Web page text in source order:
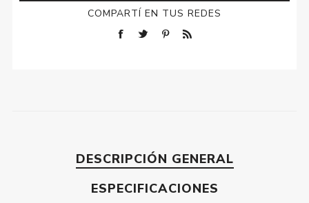
COMPARTÍ EN TUS REDES
DESCRIPCIÓN GENERAL
ESPECIFICACIONES